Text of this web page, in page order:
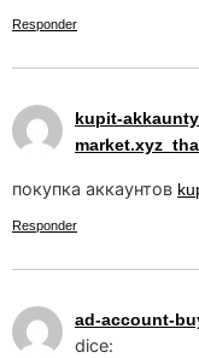
Responder
kupit-
покупка аккаунтов
Responder
ad-account-
dice: